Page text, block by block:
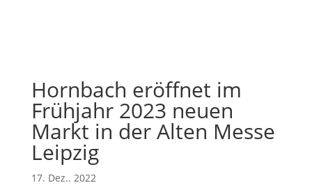
Hornbach eröffnet im
Frühjahr 2023 neuen
Markt in der Alten Messe
Leipzig
17. Dez.. 2022